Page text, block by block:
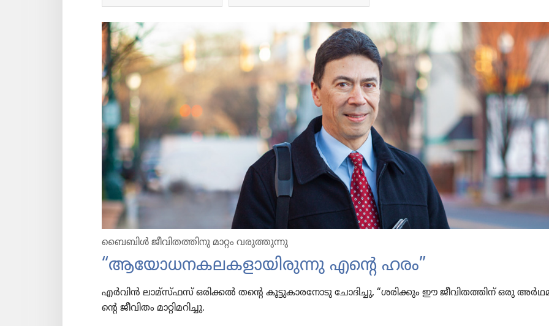
ബൈബിൾ ജീവി​ത​ത്തി​നു മാറ്റം വരുത്തു​ന്നു
“ആയോധനകലകളായിരുന്നു എന്റെ ഹരം”
എർവിൻ ലാമ്‌സ്‌ഫസ്‌ ഒരിക്കൽ തന്റെ കൂട്ടു​കാ​ര​നോ​ടു ചോദി​ച്ചു, “ശരിക്കും ഈ ജീവി​ത​ത്തിന്‌ ഒരു
ന്റെ ജീവിതം മാറ്റി​മ​റി​ച്ചു.